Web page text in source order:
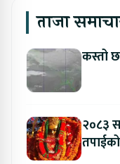
ताजा
कस्तो
२०८३